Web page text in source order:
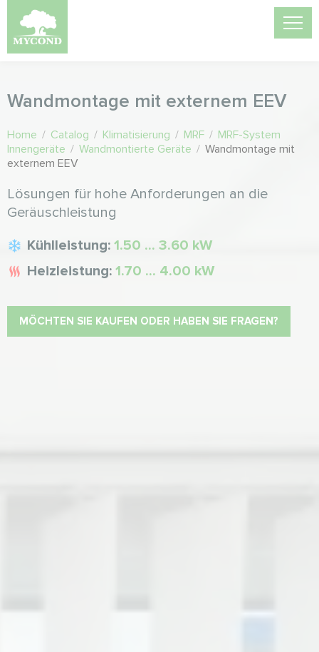
Wandmontage mit externem EEV
Home / Catalog / Klimatisierung / MRF / MRF-System
Innengeräte / Wandmontierte Geräte / Wandmontage mit
externem EEV
Lösungen für hohe Anforderungen an die
Geräuschleistung
Kühlleistung: 1.50 ... 3.60 kW
Heizleistung: 1.70 ... 4.00 kW
MÖCHTEN SIE KAUFEN ODER HABEN SIE FRAGEN?